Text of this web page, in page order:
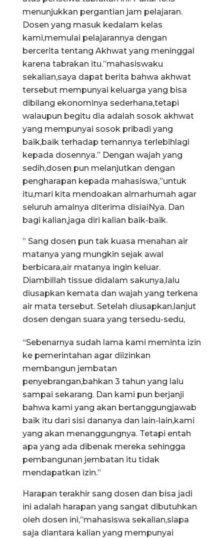
menunjukkan pergantian jam pelajaran.
Dosen yang masuk kedalam kelas
kami,memulai pelajarannya dengan
bercerita tentang Akhwat yang meninggal
karena tabrakan itu.”mahasiswaku
sekalian,saya dapat berita bahwa akhwat
tersebut mempunyai keluarga yang bisa
dibilang ekonominya sederhana,tetapi
walaupun begitu dia adalah sosok akhwat
yang mempunyai sosok pribadi yang
baik,baik terhadap temannya terlebihlagi
kepada dosennya.” Dengan wajah yang
sedih,dosen pun melanjutkan dengan
pengharapan kepada mahasiswa,”untuk
itu,mari kita mendoakan almarhumah agar
seluruh amalnya diterima disiaiNya. Dan
bagi kalian,jaga diri kalian baik-baik.
” Sang dosen pun tak kuasa menahan air
matanya yang mungkin sejak awal
berbicara,air matanya ingin keluar.
Diambillah tissue didalam sakunya,lalu
diusapkan kemata dan wajah yang terkena
air mata tersebut. Setelah diusapkan,lanjut
dosen dengan suara yang tersedu-sedu,
“Sebenarnya sudah lama kami meminta izin
ke pemerintahan agar diizinkan
membangun jembatan
penyebrangan,bahkan 3 tahun yang lalu
sampai sekarang. Dan kami pun berjanji
bahwa kami yang akan bertanggungjawab
baik itu dari sisi dananya dan lain-lain,kami
yang akan menanggungnya. Tetapi entah
apa yang ada dibenak mereka sehingga
pembangunan jembatan itu tidak
mendapatkan izin.”
Harapan terakhir sang dosen dan bisa jadi
ini adalah harapan yang sangat dibutuhkan
oleh dosen ini,”mahasiswa sekalian,siapa
saja diantara kalian yang mempunyai